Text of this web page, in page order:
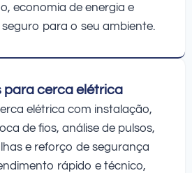
economia de energia e
para o seu ambiente.
para cerca elétrica
elétrica com instalação,
de fios, análise de pulsos,
e reforço de segurança
rápido e técnico,